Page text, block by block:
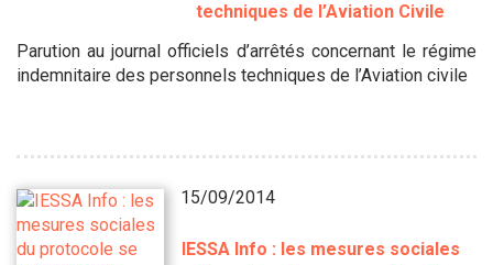
techniques de l’Aviation Civile
Parution au journal officiels d’arrêtés concernant le régime
indemnitaire des personnels techniques de l’Aviation civile
15/09/2014
IESSA Info : les mesures sociales